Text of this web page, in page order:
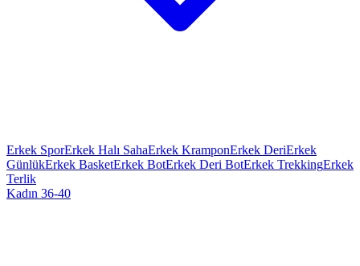
Erkek SporErkek Halı SahaErkek KramponErkek DeriErkek
GünlükErkek BasketErkek BotErkek Deri BotErkek TrekkingErkek
Terlik
Kadın 36-40